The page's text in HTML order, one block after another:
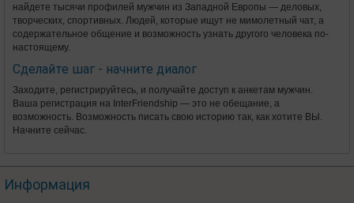
найдете тысячи профилей мужчин из Западной Европы — деловых,
творческих, спортивных. Людей, которые ищут не мимолетный чат, а
содержательное общение и возможность узнать другого человека по-
настоящему.
Сделайте шаг - начните диалог
Заходите, регистрируйтесь, и получайте доступ к анкетам мужчин.
Ваша регистрация на InterFriendship — это не обещание, а
возможность. Возможность писать свою историю так, как хотите ВЫ.
Начните сейчас.
Информация